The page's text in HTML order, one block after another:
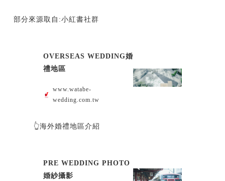
部分來源取自:小紅書社群
OVERSEAS WEDDING婚
禮地區
www.watabe-
wedding.com.tw
👆海外婚禮地區介紹
PRE WEDDING PHOTO
婚紗攝影